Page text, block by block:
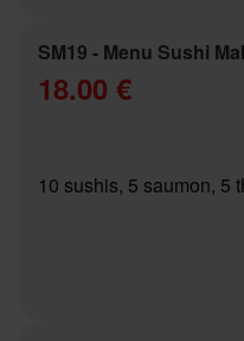
SM19 - Menu Sushi
18.00 €
10 sushis, 5 saumon, 5